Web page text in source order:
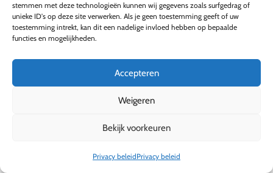
stemmen met deze technologieën kunnen wij gegevens zoals surfgedrag of
unieke ID's op deze site verwerken. Als je geen toestemming geeft of uw
toestemming intrekt, kan dit een nadelige invloed hebben op bepaalde
functies en mogelijkheden.
Accepteren
Weigeren
Bekijk voorkeuren
Privacy beleidPrivacy beleid